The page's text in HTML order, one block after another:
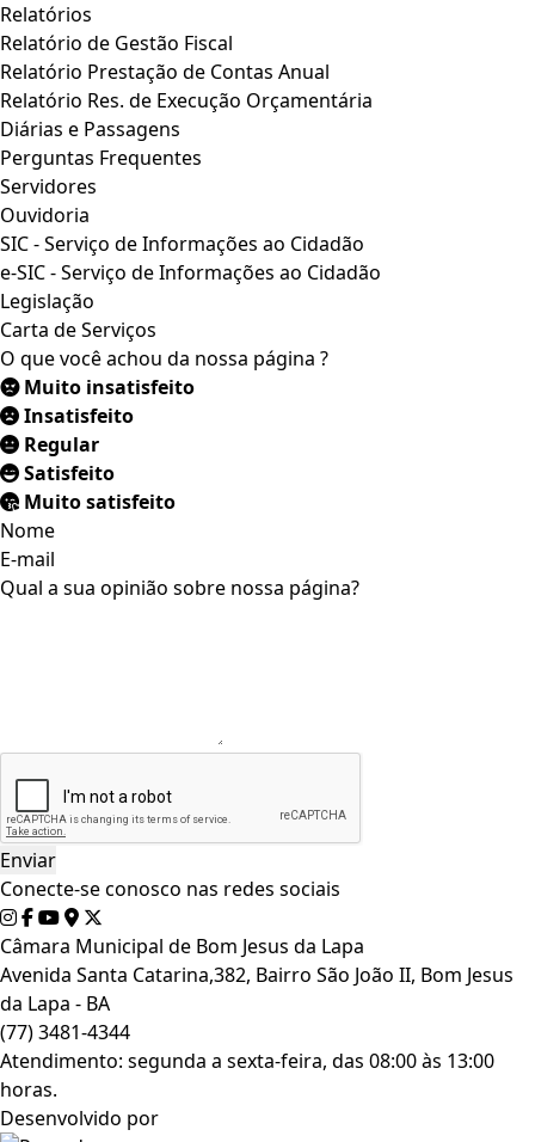
Relatórios
Relatório de Gestão Fiscal
Relatório Prestação de Contas Anual
Relatório Res. de Execução Orçamentária
Diárias e Passagens
Perguntas Frequentes
Servidores
Ouvidoria
SIC - Serviço de Informações ao Cidadão
e-SIC - Serviço de Informações ao Cidadão
Legislação
Carta de Serviços
O que você achou da nossa página ?
Muito insatisfeito
Insatisfeito
Regular
Satisfeito
Muito satisfeito
Nome
E-mail
Qual a sua opinião sobre nossa página?
Conecte-se conosco nas redes sociais
Câmara Municipal de Bom Jesus da Lapa
Avenida Santa Catarina,382, Bairro São João II, Bom Jesus
da Lapa - BA
(77) 3481-4344
Atendimento: segunda a sexta-feira, das 08:00 às 13:00
horas.
Desenvolvido por